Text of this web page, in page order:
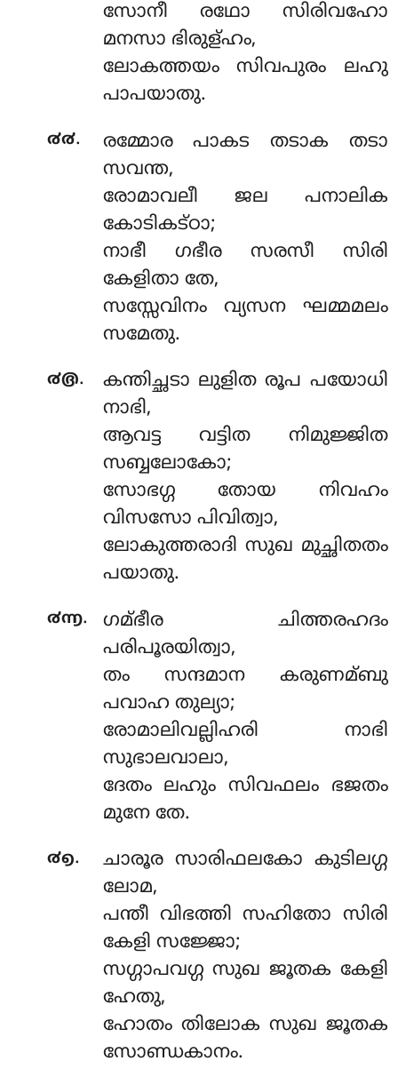
സോനീ രഥോ സിരിവഹോ
മനസാ ഭിരുള്ഹം,
ലോകത്തയം സിവപുരം ലഹു
പാപയാതു.
൪൪.
രമ്മോര പാകട തടാക തടാ
സവന്ത,
രോമാവലീ ജല പനാലിക
കോടികട്ഠാ;
നാഭീ ഗഭീര സരസീ സിരി
കേളിതാ തേ,
സസ്സേവിനം വ്യസന ഘമ്മമലം
സമേതു.
൪൫.
കന്തിച്ഛടാ ലുളിത രൂപ പയോധി
നാഭി,
ആവട്ട വട്ടിത നിമുജ്ജിത
സബ്ബലോകോ;
സോഭഗ്ഗ തോയ നിവഹം
വിസസോ പിവിത്വാ,
ലോകുത്തരാദി സുഖ മുച്ഛിതതം
പയാതു.
൪൬.
ഗമ്ഭീര ചിത്തരഹദം
പരിപൂരയിത്വാ,
തം സന്ദമാന കരുണമ്ബു
പവാഹ തുല്യാ;
രോമാലിവല്ലിഹരി നാഭി
സുഭാലവാലാ,
ദേതം ലഹും സിവഫലം ഭജതം
മുനേ തേ.
൪൭.
ചാരൂര സാരിഫലകോ കുടിലഗ്ഗ
ലോമ,
പന്തീ വിഭത്തി സഹിതോ സിരി
കേളി സജ്ജോ;
സഗ്ഗാപവഗ്ഗ സുഖ ജൂതക കേളി
ഹേതു,
ഹോതം തിലോക സുഖ ജൂതക
സോണ്ഡകാനം.